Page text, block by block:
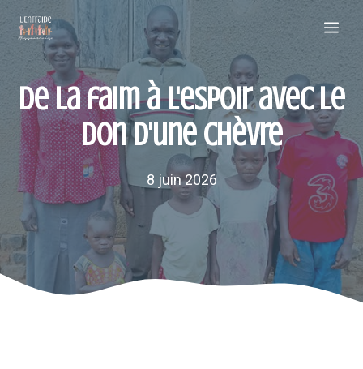
Aller
contenu
De la faim à l'espoir avec le
don d'une chèvre
8 juin 2026